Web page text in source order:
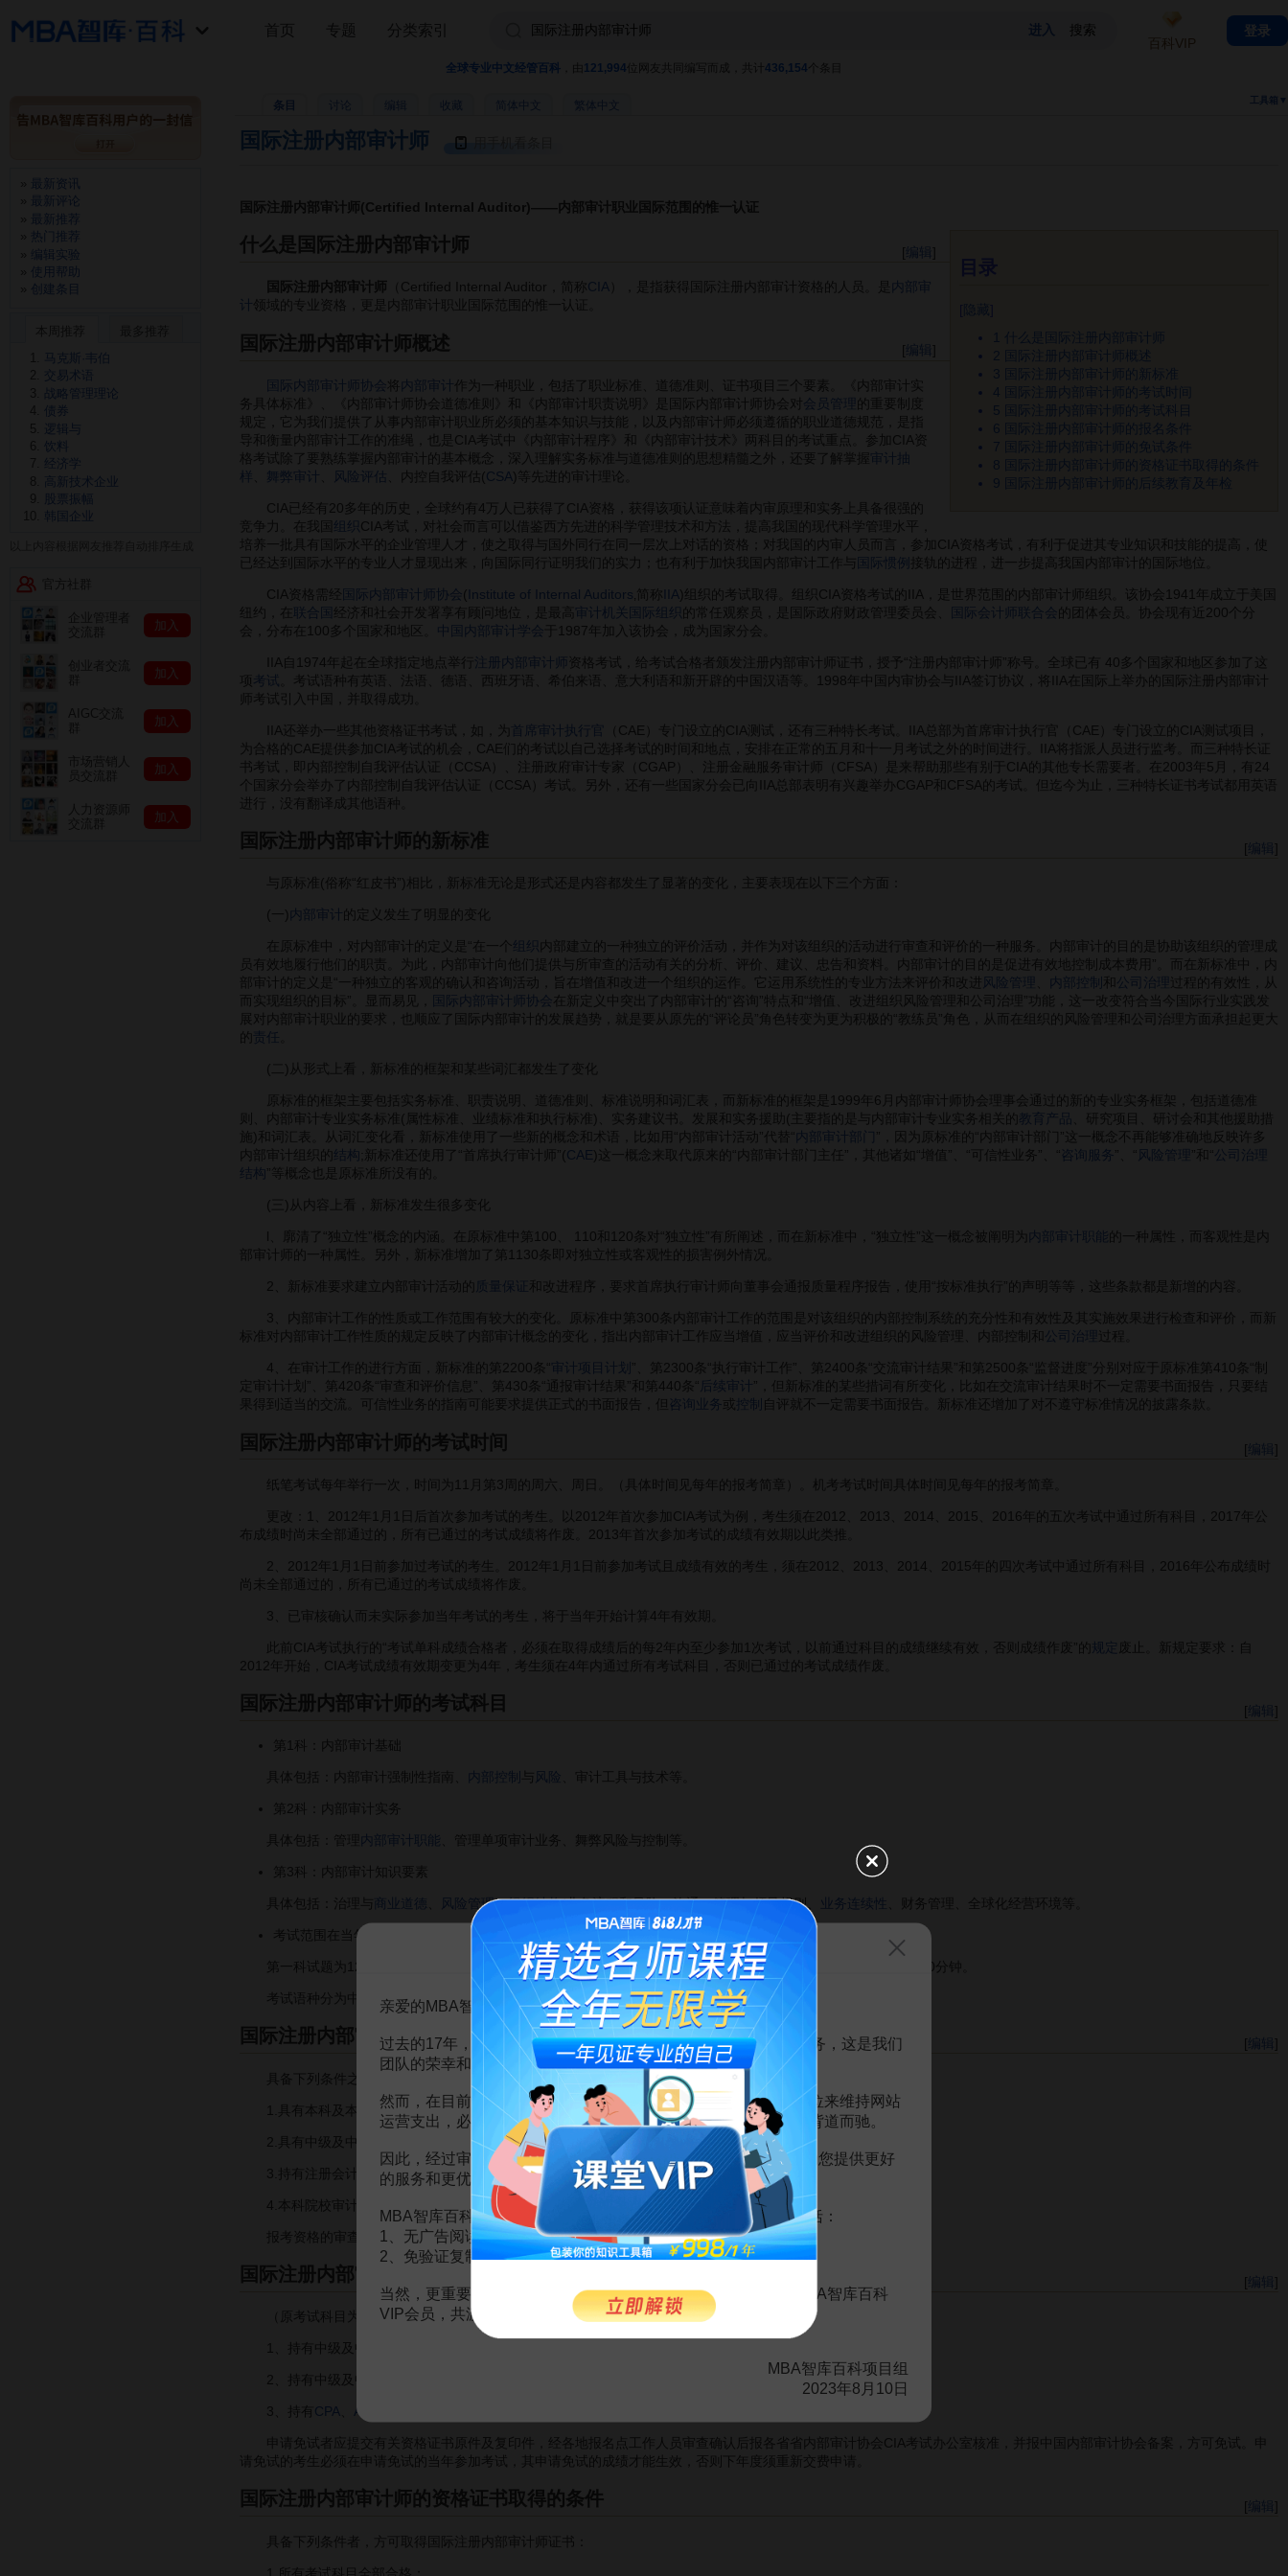
全球专业中文经管百科 121,994 位网友共同编写而成，共计 436,154 个条目
条目 收藏 工具箱▼
国际注册内部审计师
国际注册内部审计师(Certified Internal Auditor)——内部审计职业国际范围的惟一认证
1 什么是国际注册内部审计师
2
国际注册内部审计师概述
3
国际注册内部审计师的新标准
4
国际注册内部审计师的考试时间
5
国际注册内部审计师的考试科目
6
国际注册内部审计师的报名条件
7
国际注册内部审计师的免试条件
8
国际注册内部审计师的资格证书取得的条件
9
国际注册内部审计师的后续教育及年检
[编辑
什么是国际注册内部审计师
国际注册内部审计师 （Certified Internal Auditor，简称 CIA ），是指获得国际注册内部审计资格的人员。是 内部审
计 领域的专业资格，更是内部审计职业国际范围的惟一认证。
[编辑
国际注册内部审计师概述
国际内部审计师协会 将 内部审计作为一种职业，包括了职业标准、道德准则、证书项目三个要素。《内部审计实
务具体标准》、《内部审计师协会道德准则》和《内部审计职责说明》是国际内部审计师协会对
会员管理 的重要制度
规定，它为我们提供了从事内部审计职业所必须的基本知识与技能，以及内部审计师必须遵循的职业道德规范，是指
导和衡量内部审计工作的准绳，也是CIA考试中《内部审计程序》和《内部审计技术》两科目的考试重点。参加CIA资
格考试除了要熟练掌握内部审计的基本概念，深入理解实务标准与道德准则的思想精髓之外，还要了解掌握 审计抽
样
舞弊审计 风险评估 、内控自我评估( CSA )等先进的审计理论。
CIA已经有20多年的历史，全球约有4万人已获得了CIA资格，获得该项认证意味着内审原理和实务上具备很强的
竞争力。在我国 组织 CIA考试，对社会而言可以借鉴西方先进的科学管理技术和方法，提高我国的现代科学管理水平，
培养一批具有国际水平的企业管理人才，使之取得与国外同行在同一层次上对话的资格；对我国的内审人员而言，参加CIA资格考试，有利于促进其专业知识和技能的提高，使
已经达到国际水平的专业人才显现出来，向国际同行证明我们的实力；也有利于加快我国内部审计工作与
国际惯例 接轨的进程，进一步提高我国内部审计的国际地位。
CIA资格需经 国际内部审计师协会 ( Institute of Internal Auditors ‚简称 IIA )组织的考试取得。组织CIA资格考试的IIA，是世界范围的内部审计师组织。该协会1941年成立于美国
纽约，在
联合国 经济和社会开发署享有顾问地位，是最高 审计机关 国际组织 的常任观察员，是国际政府财政管理委员会、 国际会计师联合会 的团体会员。协会现有近200个分
会，分布在100多个国家和地区。 中国内部审计学会 于1987年加入该协会，成为国家分会。
IIA自1974年起在全球指定地点举行 注册内部审计师
资格考试，给考试合格者颁发注册内部审计师证书，授予“注册内部审计师”称号。全球已有 40多个国家和地区参加了这
考试
。考试语种有英语、法语、德语、西班牙语、希伯来语、意大利语和新开辟的中国汉语等。1998年中国内审协会与IIA签订协议，将IIA在国际上举办的国际注册内部审计
师考试引入中国，并取得成功。
IIA还举办一些其他资格证书考试，如，为 首席审计执行官
（CAE）专门设立的CIA测试，还有三种特长考试。IIA总部为首席审计执行官（CAE）专门设立的CIA测试项目，
为合格的CAE提供参加CIA考试的机会，CAE们的考试以自己选择考试的时间和地点，安排在正常的五月和十一月考试之外的时间进行。IIA将指派人员进行监考。而三种特长证
书考试，即内部控制自我评估认证（CCSA）、注册政府审计专家（CGAP）、注册金融服务审计师（CFSA）是来帮助那些有别于CIA的其他专长需要者。在2003年5月，有24
个国家分会举办了内部控制自我评估认证（CCSA）考试。另外，还有一些国家分会已向IIA总部表明有兴趣举办CGAP和CFSA的考试。但迄今为止，三种特长证书考试都用英语
进行，没有翻译成其他语种。
[编辑
国际注册内部审计师的新标准
与原标准(俗称“红皮书”)相比，新标准无论是形式还是内容都发生了显著的变化，主要表现在以下三个方面：
(一) 内部审计的定义发生了明显的变化
在原标准中，对内部审计的定义是“在一个 组织内部建立的一种独立的评价活动，并作为对该组织的活动进行审查和评价的一种服务。内部审计的目的是协助该组织的管理成
员有效地履行他们的职责。为此，内部审计向他们提供与所审查的活动有关的分析、评价、建议、忠告和资料。内部审计的目的是促进有效地控制成本费用”。而在新标准中，内
部审计的定义是“一种独立的客观的确认和咨询活动，旨在增值和改进一个组织的运作。它运用系统性的专业方法来评价和改进
风险管理 内部控制 和 公司治理
过程的有效性，从
而实现组织的目标”。显而易见，
国际内部审计师协会 在新定义中突出了内部审计的“咨询”特点和“增值、改进组织风险管理和公司治理”功能，这一改变符合当今国际行业实践发
展对内部审计职业的要求，也顺应了国际内部审计的发展趋势，就是要从原先的“评论员”角色转变为更为积极的“教练员”角色，从而在组织的风险管理和公司治理方面承担起更大
的
责任
(二)从形式上看，新标准的框架和某些词汇都发生了变化
原标准的框架主要包括实务标准、职责说明、道德准则、标准说明和词汇表，而新标准的框架是1999年6月内部审计师协会理事会通过的新的专业实务框架，包括道德准
则、内部审计专业实务标准(属性标准、业绩标准和执行标准)、实务建议书。发展和实务援助(主要指的是与内部审计专业实务相关的 教育产品 、研究项目、研讨会和其他援助措
施)和词汇表。从词汇变化看，新标准使用了一些新的概念和术语，比如用“内部审计活动”代替“内部审计部门
”，因为原标准的“内部审计部门”这一概念不再能够准确地反映许多
内部审计组织的 结构 ;新标准还使用了“首席执行审计师”( CAE )这一概念来取代原来的“内部审计部门主任”，其他诸如“增值”、“可信性业务”、“咨询服务 ”、“ 风险管理 ”和“公司治理
结构 ”等概念也是原标准所没有的。
(三)从内容上看，新标准发生很多变化
l、廓清了“独立性”概念的内涵。在原标准中第100、 110和120条对“独立性”有所阐述，而在新标准中，“独立性”这一概念被阐明为 内部审计职能 的一种属性，而客观性是内
部审计师的一种属性。另外，新标准增加了第1130条即对独立性或客观性的损害例外情况。
2、新标准要求建立内部审计活动的 质量保证 和改进程序，要求首席执行审计师向董事会通报质量程序报告，使用“按标准执行”的声明等等，这些条款都是新增的内容。
3、内部审计工作的性质或工作范围有较大的变化。原标准中第300条内部审计工作的范围是对该组织的内部控制系统的充分性和有效性及其实施效果进行检查和评价，而新
标准对内部审计工作性质的规定反映了内部审计概念的变化，指出内部审计工作应当增值，应当评价和改进组织的风险管理、内部控制和 公司治理 过程。
4、在审计工作的进行方面，新标准的第2200条“审计项目计划
”、第2300条“执行审计工作”、第2400条“交流审计结果”和第2500条“监督进度”分别对应于原标准第410条“制
定审计计划”、第420条“审查和评价信息”、第430条“通报审计结果”和第440条“ 后续审计 ”，但新标准的某些措词有所变化，比如在交流审计结果时不一定需要书面报告，只要结
果得到适当的交流。可信性业务的指南可能要求提供正式的书面报告，但 咨询业务 或 控制 自评就不一定需要书面报告。新标准还增加了对不遵守标准情况的披露条款。
[编辑
国际注册内部审计师的考试时间
纸笔考试每年举行一次，时间为11月第3周的周六、周日。（具体时间见每年的报考简章）。机考考试时间具体时间见每年的报考简章。
更改：1、2012年1月1日后首次参加考试的考生。以2012年首次参加CIA考试为例，考生须在2012、2013、2014、2015、2016年的五次考试中通过所有科目，2017年公
布成绩时尚未全部通过的，所有已通过的考试成绩将作废。2013年首次参加考试的成绩有效期以此类推。
2、2012年1月1日前参加过考试的考生。2012年1月1日前参加考试且成绩有效的考生，须在2012、2013、2014、2015年的四次考试中通过所有科目，2016年公布成绩时
尚未全部通过的，所有已通过的考试成绩将作废。
3、已审核确认而未实际参加当年考试的考生，将于当年开始计算4年有效期。
此前CIA考试执行的“考试单科成绩合格者，必须在取得成绩后的每2年内至少参加1次考试，以前通过科目的成绩继续有效，否则成绩作废”的 规定
废止。新规定要求：自
2012年开始，CIA考试成绩有效期变更为4年，考生须在4年内通过所有考试科目，否则已通过的考试成绩作废。
[编辑
国际注册内部审计师的考试科目
第1科：内部审计基础
具体包括：内部审计强制性指南、 内部控制 风险 、审计工具与技术等。
第2科：内部审计实务
具体包括：管理 内部审计职能 、管理单项审计业务、舞弊风险与控制等。
第3科：内部审计知识要素
具体包括：治理与 商业道德 风险管理、组织结构/业务流程和风险、沟通、管理与领导规则、 业务连续性 、财务管理、全球化经营环境等。
考试范围在当年的《国际注册内部审计师考试大纲》中确定。
第一科试题为125道单项选择题，考试时间为150分钟；第二、三科试题各为100道单项选择题，考试时间各为120分钟。
考试语种分为中文、英文。
[编辑
国际注册内部审计师的报名条件
具备下列条件之一者，可报名参加考试：
1.具有本科及本科以上学历；
2.具有中级及中级以上专业技术资格；
3.持有注册会计师证书或非执业注册会计师证书；
4.本科院校审计、 及相关专业四年级学生；
报考资格的审查和确认由设考点的考试组织领导机构负责，并报中国内部审计协会备案。
[编辑
国际注册内部审计师的免试条件
（原考试科目为四门时规定，但如今并不适用）具有下列资格之一者，可以申请免试经营管理技术：
1、持有中级及中级以上
2、持有中级及中级以上会计师专业技术资格证书；
3、持有 CPA ACCA
申请免试者应提交有关资格证书原件及复印件，经各地报名点工作人员审查确认后报各省省内部审计协会CIA考试办公室核准，并报中国内部审计协会备案，方可免试。申
请免试的考生必须在申请免试的当年参加考试，其申请免试的成绩才能生效，否则下年度须重新交费申请。
[编辑
国际注册内部审计师的资格证书取得的条件
具备下列条件者，方可取得国际注册内部审计师证书：
1.所有考试科目全部合格；
首页 专题 分类索引
百科VIP
登录
最新资讯
最新评论
最新推荐
热门推荐
编辑实验
使用帮助
创建条目
马克斯·韦伯
交易术语
战略管理理论
债券
逻辑与
饮料
经济学
高新技术企业
股票振幅
韩国企业
加入
加入
加入
加入
加入
告MBA智库百科用户的一封信
亲爱的MBA智库百科用户：
过去的17年，百科频道一直以免费公益的形式为大家提供知识服务，这是我们
团队的荣幸和骄傲。
然而，在目前越来越严峻的经营挑战下，单纯依靠不断增加广告位来维持网站
运营支出，必然会越来越影响您的使用体验，这也与我们的初衷背道而驰。
因此，经过审慎地考虑，我们决定推出VIP会员收费制度，以便为您提供更好
的服务和更优质的内容。
MBA智库百科VIP会员（9.9元 / 年， 点击开通 ），您的权益将包括：
1、无广告阅读；
2、免验证复制。
当然，更重要的是长期以来您对百科频道的支持。诚邀您加入MBA智库百科
VIP会员，共渡难关，共同见证彼此的成长和进步！
MBA智库百科项目组
2023年8月10日